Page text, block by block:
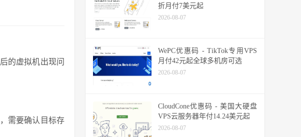
的虚拟机出现问
需要确认目标存
折月付7美元起
2026-08-07
WePC优惠码 - TikTok专用VPS
月付42元起全球多机房可选
2026-08-07
CloudCone优惠码 - 美国大硬盘
VPS云服务器年付14.24美元起
2026-08-07